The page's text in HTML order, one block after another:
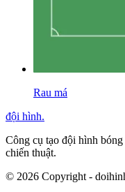
Rau má
đội hình.
Công cụ tạo đội hình
chiến thuật.
© 2026 Copyright -